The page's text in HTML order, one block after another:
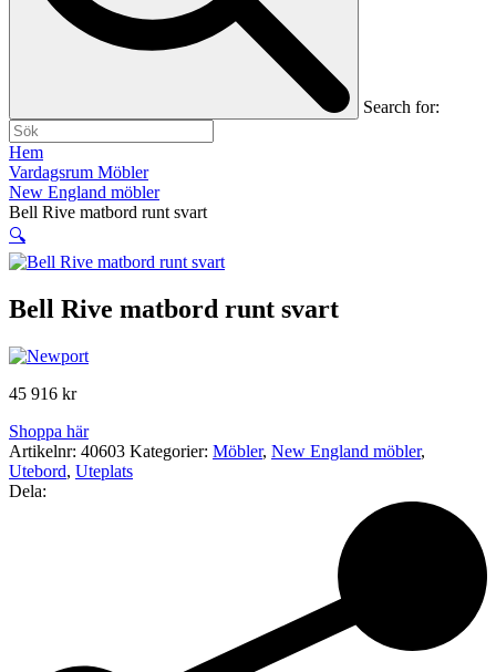
Search for:
Hem
Vardagsrum Möbler
New England möbler
Bell Rive matbord runt svart
🔍
Bell Rive matbord runt svart
45 916 kr
Shoppa här
Artikelnr: 40603 Kategorier: Möbler, New England möbler,
Utebord, Uteplats
Dela: